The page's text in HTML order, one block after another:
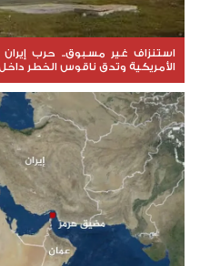
استنزاف غير مسبوق.. حرب
الأمريكية وتدق ناقوس الخطر